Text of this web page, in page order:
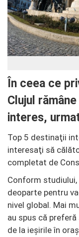
În ceea ce
Clujul
interes,
Top 5 destinaţii
interesaţi să
completat de
Conform studiului,
deoparte pentru
nivel global. Mai
au spus că
de la ieşirile în